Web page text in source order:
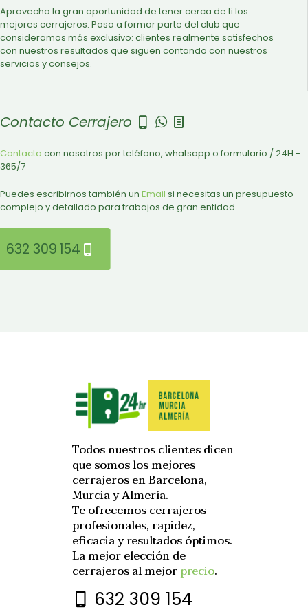
Aprovecha la gran oportunidad de tener cerca de ti los
mejores cerrajeros. Pasa a formar parte del club que
consideramos más exclusivo: clientes realmente satisfechos
con nuestros resultados que siguen contando con nuestros
servicios y consejos.
Contacto Cerrajero
Contacta con nosotros por teléfono, whatsapp o formulario / 24H -
365/7
Puedes escribirnos también un Email si necesitas un presupuesto
complejo y detallado para trabajos de gran entidad.
632 309 154
Todos nuestros clientes dicen
que somos los mejores
cerrajeros en Barcelona,
Murcia y Almería.
Te ofrecemos cerrajeros
profesionales, rapidez,
eficacia y resultados óptimos.
La mejor elección de
cerrajeros al mejorprecio.
632 309 154